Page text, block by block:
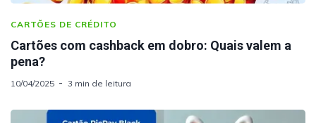
CARTÕES DE CRÉDITO
Cartões com cashback em dobro: Quais valem a
pena?
10/04/2025 3 min de leitura